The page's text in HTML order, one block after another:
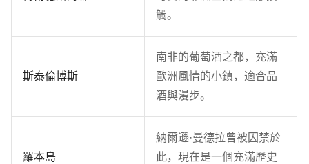
觸。
斯泰倫博斯
南非的葡萄酒之都，充滿
歐洲風情的小鎮，適合品
酒與漫步。
羅本島
納爾遜·曼德拉曾被囚禁於
此，現在是一個充滿歷史